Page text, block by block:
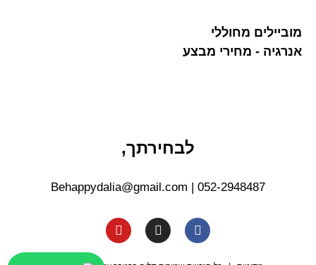
מוביילים מחוללי
אנרגיה - מחירי מבצע
לבחירתך,
Behappydalia@gmail.com 052-2948487